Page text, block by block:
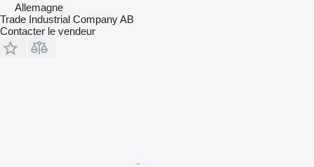
Allemagne
Trade Industrial Company AB
Contacter le vendeur